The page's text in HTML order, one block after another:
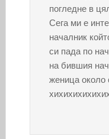
погледне в
Сега ми е
началник
си пада по
на бившия
женица около